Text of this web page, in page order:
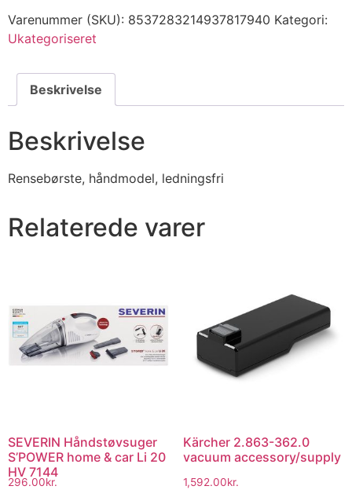
Varenummer (SKU): 8537283214937817940 Kategori:
Ukategoriseret
Beskrivelse
Beskrivelse
Rensebørste, håndmodel, ledningsfri
Relaterede varer
SEVERIN Håndstøvsuger
S’POWER home & car Li 20
HV 7144
296.00kr.
Kärcher 2.863-362.0
vacuum accessory/supply
1,592.00kr.